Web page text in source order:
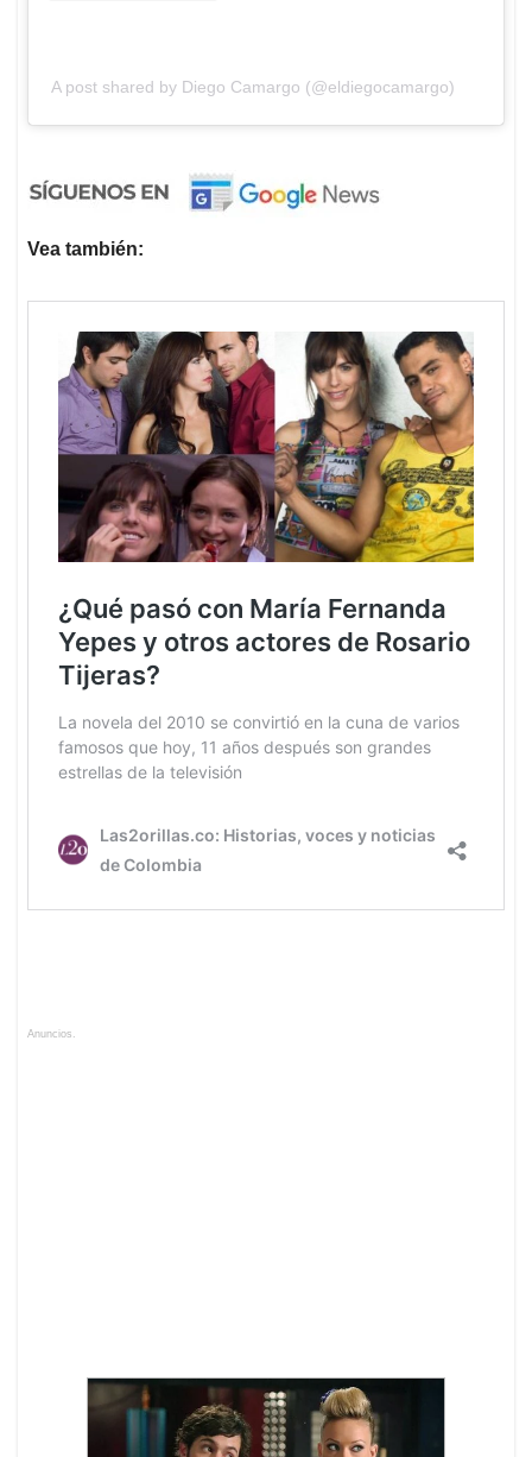
A post shared by Diego Camargo (@eldiegocamargo)
Vea también:
Anuncios.